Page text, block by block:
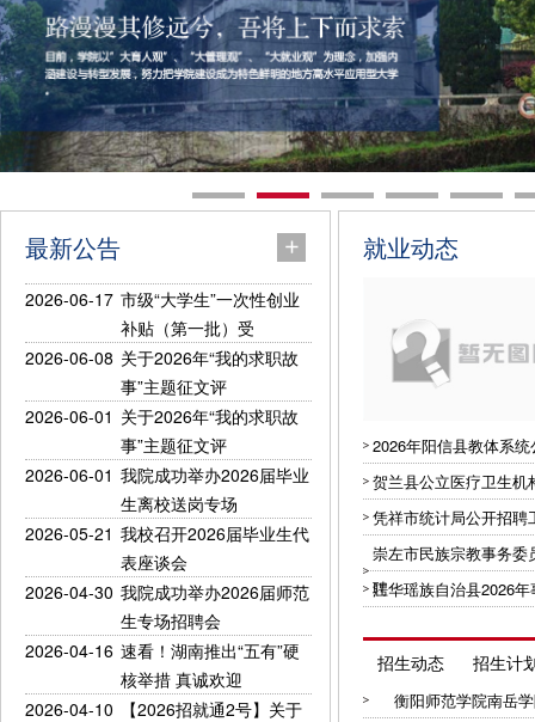
最新公告
2026-06-17 市级“大学生”一次性创业
补贴（第一批）受
2026-06-08 关于2026年“我的求职故
事”主题征文评
2026-06-01 关于2026年“我的求职故
事”主题征文评
2026-06-01 我院成功举办2026届毕业
生离校送岗专场
2026-05-21 我校召开2026届毕业生代
表座谈会
2026-04-30 我院成功举办2026届师范
生专场招聘会
2026-04-16 速看！湖南推出“五有”硬
核举措 真诚欢迎
2026-04-10
【2026招就通2号】关于
就业动态
2026年阳信县教体系
贺兰县公立医疗卫生机
凭祥市统计局公开招聘
崇左市民族宗教事务委
聘
江华瑶族自治县2026
招生动态 招生计
衡阳师范学院南岳